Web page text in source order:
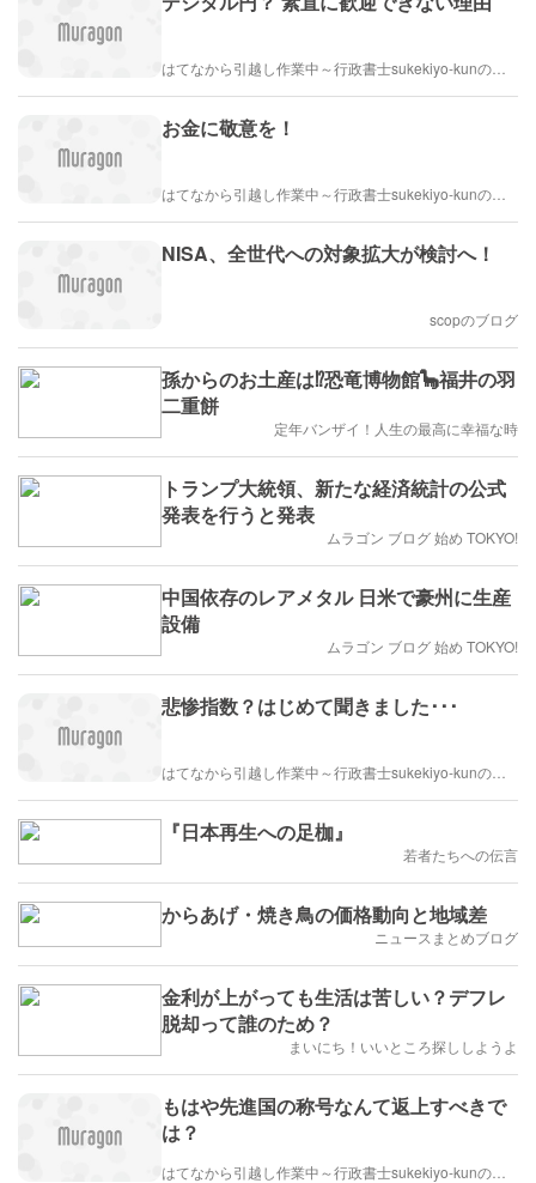
お金に敬意を！
NISA、全世代への対象拡大が検討へ！
scopのブログ
孫からのお土産は⁉恐竜博物館🦕福井の羽
二重餅
定年バンザイ！人生の最高に幸福な時
トランプ大統領、新たな経済統計の公式
発表を行うと発表
ムラゴン ブログ 始め TOKYO!
中国依存のレアメタル 日米で豪州に生産
設備
ムラゴン ブログ 始め TOKYO!
悲惨指数？はじめて聞きました･･･
『日本再生への足枷』
若者たちへの伝言
からあげ・焼き鳥の価格動向と地域差
ニュースまとめブログ
金利が上がっても生活は苦しい？デフレ
脱却って誰のため？
まいにち！いいところ探ししようよ
もはや先進国の称号なんて返上すべきで
は？